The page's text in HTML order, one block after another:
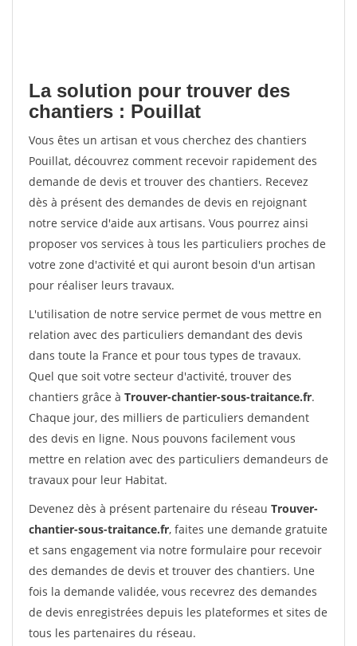
La solution pour trouver des
chantiers : Pouillat
Vous êtes un artisan et vous cherchez des chantiers
Pouillat, découvrez comment recevoir rapidement des
demande de devis et trouver des chantiers. Recevez
dès à présent des demandes de devis en rejoignant
notre service d'aide aux artisans. Vous pourrez ainsi
proposer vos services à tous les particuliers proches de
votre zone d'activité et qui auront besoin d'un artisan
pour réaliser leurs travaux.
L'utilisation de notre service permet de vous mettre en
relation avec des particuliers demandant des devis
dans toute la France et pour tous types de travaux.
Quel que soit votre secteur d'activité, trouver des
chantiers grâce à Trouver-chantier-sous-traitance.fr.
Chaque jour, des milliers de particuliers demandent
des devis en ligne. Nous pouvons facilement vous
mettre en relation avec des particuliers demandeurs de
travaux pour leur Habitat.
Devenez dès à présent partenaire du réseau Trouver-
chantier-sous-traitance.fr, faites une demande gratuite
et sans engagement via notre formulaire pour recevoir
des demandes de devis et trouver des chantiers. Une
fois la demande validée, vous recevrez des demandes
de devis enregistrées depuis les plateformes et sites de
tous les partenaires du réseau.